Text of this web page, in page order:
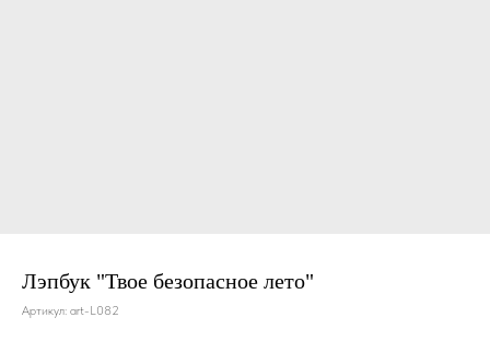
Лэпбук "Твое безопасное лето"
Артикул: art-L082